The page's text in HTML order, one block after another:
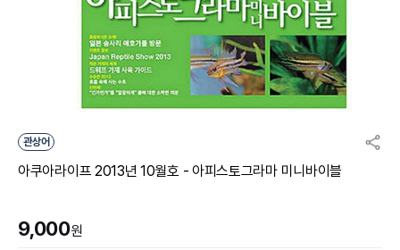
관상어
아쿠아라이프 2013년 10월호 - 아피스토그라마 미니바이블
9,000원